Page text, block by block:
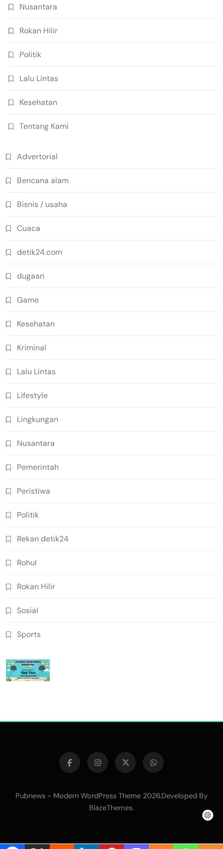
Nusantara
Rokan Hilir
Politik
Lalu Lintas
Kesehatan
Tentang Kami
Advertorial
Bencana alam
Bisnis / usaha
Cuaca
detik24.com
dugaan
Game
Kesehatan
Kriminal
Lalu Lintas
Lifestyle
Lingkungan
Nusantara
Pemerintah
Peristiwa
Politik
Rekan detik24
Rohul
Rokan Hilir
Sosial
Sports
Pubnews - Modern WordPress Theme 2026.Developed By
BlazeThemes.